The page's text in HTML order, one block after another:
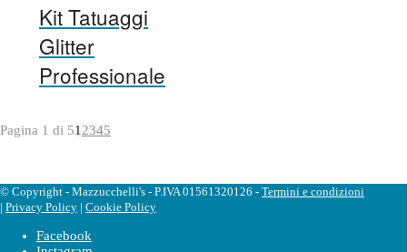
Kit Tatuaggi
Glitter
Professionale
Pagina 1 di 51 2345
© Copyright - Mazzucchelli's - P.IVA 01561320126 - Termini e condizioni
| Privacy Policy | Cookie Policy
Facebook